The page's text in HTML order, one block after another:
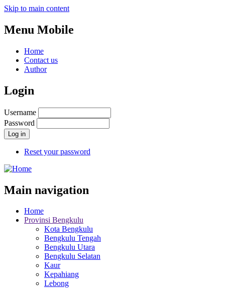
Skip to main content
Menu Mobile
Home
Contact us
Author
Login
Username
Password
Reset your password
Main navigation
Home
Provinsi Bengkulu
Kota Bengkulu
Bengkulu Tengah
Bengkulu Utara
Bengkulu Selatan
Kaur
Kepahiang
Lebong